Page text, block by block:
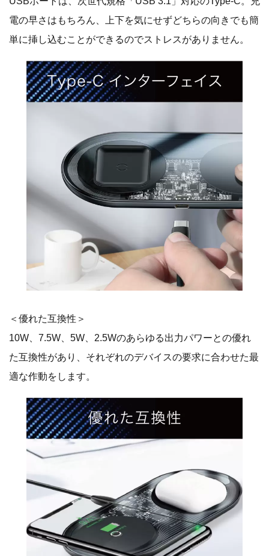
電の早さはもちろん、上下を気にせずどちらの向きでも簡
単に挿し込むことができるのでストレスがありません。
＜優れた互換性＞
10W、7.5W、5W、2.5Wのあらゆる出力パワーとの優れ
た互換性があり、それぞれのデバイスの要求に合わせた最
適な作動をします。